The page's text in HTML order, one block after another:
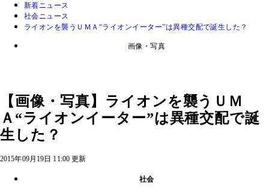
新着ニュース
社会ニュース
ライオンを襲うＵＭＡ“ライオンイーター”は異種交配で誕生した？
画像・写真
【画像・写真】ライオンを襲うＵＭ
Ａ“ライオンイーター”は異種交配で誕
生した？
2015年09月19日 11:00 更新
社会